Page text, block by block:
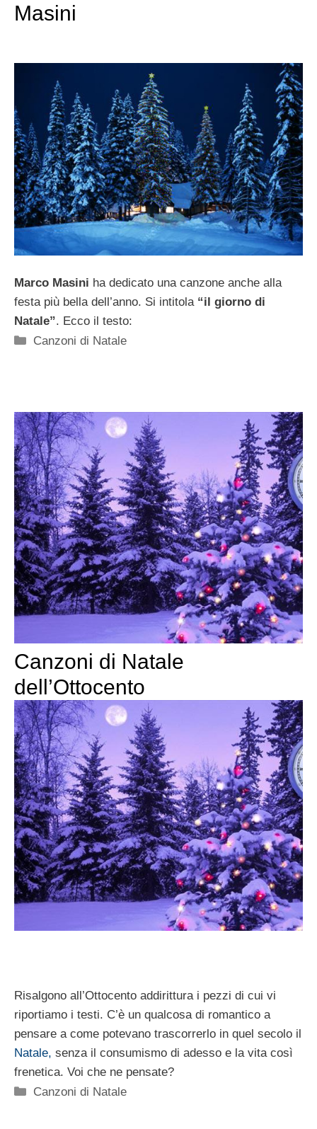
Masini
Marco Masini ha dedicato una canzone anche alla
festa più bella dell’anno. Si intitola “il giorno di
Natale”. Ecco il testo:
Categorie
Canzoni di Natale
Canzoni di Natale
dell’Ottocento
Risalgono all’Ottocento addirittura i pezzi di cui vi
riportiamo i testi. C’è un qualcosa di romantico a
pensare a come potevano trascorrerlo in quel secolo il
Natale, senza il consumismo di adesso e la vita così
frenetica. Voi che ne pensate?
Categorie
Canzoni di Natale